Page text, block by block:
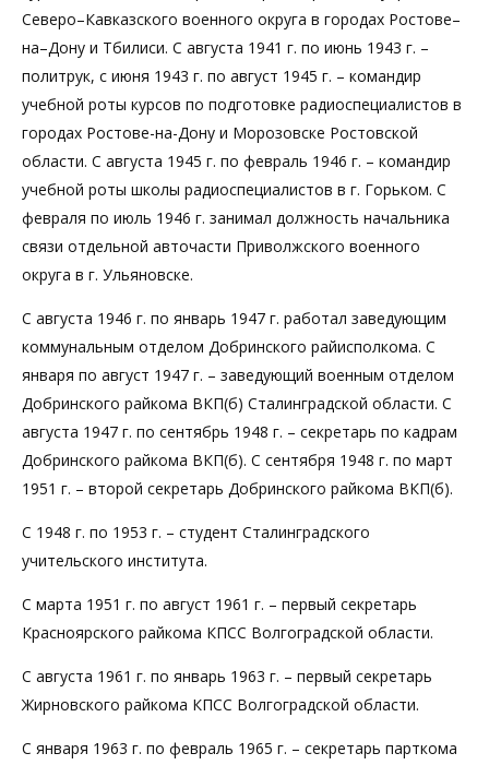
Северо–Кавказского военного округа в городах Ростове–
на–Дону и Тбилиси. С августа 1941 г. по июнь 1943 г. –
политрук, с июня 1943 г. по август 1945 г. – командир
учебной роты курсов по подготовке радиоспециалистов в
городах Ростове-на-Дону и Морозовске Ростовской
области. С августа 1945 г. по февраль 1946 г. – командир
учебной роты школы радиоспециалистов в г. Горьком. С
февраля по июль 1946 г. занимал должность начальника
связи отдельной авточасти Приволжского военного
округа в г. Ульяновске.
С августа 1946 г. по январь 1947 г. работал заведующим
коммунальным отделом Добринского райисполкома. С
января по август 1947 г. – заведующий военным отделом
Добринского райкома ВКП(б) Сталинградской области. С
августа 1947 г. по сентябрь 1948 г. – секретарь по кадрам
Добринского райкома ВКП(б). С сентября 1948 г. по март
1951 г. – второй секретарь Добринского райкома ВКП(б).
С 1948 г. по 1953 г. – студент Сталинградского
учительского института.
С марта 1951 г. по август 1961 г. – первый секретарь
Красноярского райкома КПСС Волгоградской области.
С августа 1961 г. по январь 1963 г. – первый секретарь
Жирновского райкома КПСС Волгоградской области.
С января 1963 г. по февраль 1965 г. – секретарь парткома